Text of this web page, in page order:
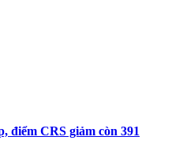
điểm CRS giảm còn 391